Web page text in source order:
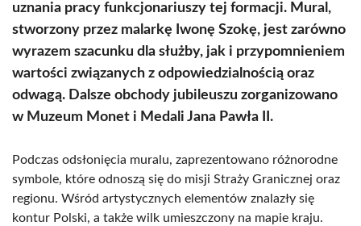
uznania pracy funkcjonariuszy tej formacji. Mural,
stworzony przez malarkę Iwonę Szokę, jest zarówno
wyrazem szacunku dla służby, jak i przypomnieniem
wartości związanych z odpowiedzialnością oraz
odwagą. Dalsze obchody jubileuszu zorganizowano
w Muzeum Monet i Medali Jana Pawła II.
Podczas odsłonięcia muralu, zaprezentowano różnorodne
symbole, które odnoszą się do misji Straży Granicznej oraz
regionu. Wśród artystycznych elementów znalazły się
kontur Polski, a także wilk umieszczony na mapie kraju.